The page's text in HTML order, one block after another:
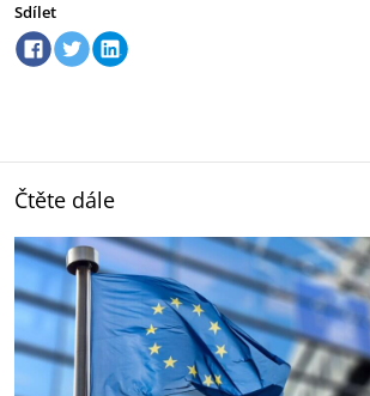
Sdílet
Čtěte dále